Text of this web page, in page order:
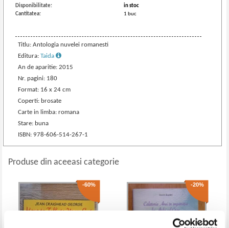
Disponibilitate:
in stoc
Cantitatea:
1 buc
Titlu: Antologia nuvelei romanesti
Editura:Taida
An de aparitie: 2015
Nr. pagini: 180
Format: 16 x 24 cm
Coperti: brosate
Carte in limba: romana
Stare: buna
ISBN: 978-606-514-267-1
Produse din aceeasi categorie
-60% -20%